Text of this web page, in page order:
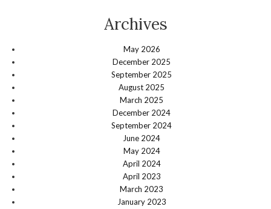
Archives
May 2026
December 2025
September 2025
August 2025
March 2025
December 2024
September 2024
June 2024
May 2024
April 2024
April 2023
March 2023
January 2023